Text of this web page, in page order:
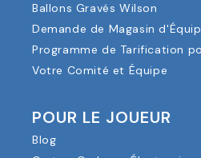
Ballons Gravés Wilson
Demande de Magasin
Programme de Tarification
Votre Comité et Équipe
POUR LE JOUEUR
Blog